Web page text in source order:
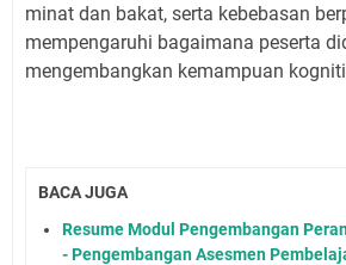
minat dan bakat, serta kebebasan
mempengaruhi bagaimana peserta
mengembangkan kemampuan
BACA JUGA
Resume Modul Pengembangan
- Pengembangan Asesmen